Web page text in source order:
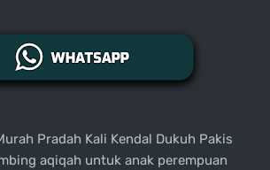
Pradah Kali Kendal Dukuh Pakis
aqiqah untuk anak perempuan